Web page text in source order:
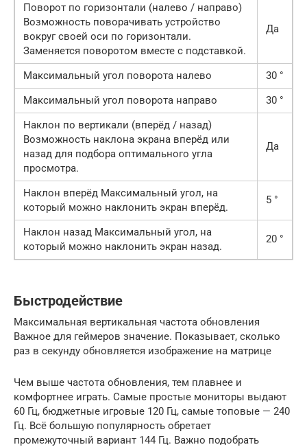
Поворот по горизонтали (налево / направо)
Возможность поворачивать устройство
вокруг своей оси по горизонтали.
Заменяется поворотом вместе с подставкой.
Да
Максимальный угол поворота налево
30 °
Максимальный угол поворота направо
30 °
Наклон по вертикали (вперёд / назад)
Возможность наклона экрана вперёд или
назад для подбора оптимального угла
просмотра.
Да
Наклон вперёд Максимальный угол, на
который можно наклонить экран вперёд.
5 °
Наклон назад Максимальный угол, на
который можно наклонить экран назад.
20 °
Быстродействие
Максимальная вертикальная частота обновления
Важное для геймеров значение. Показывает, сколько
раз в секунду обновляется изображение на матрице
Чем выше частота обновления, тем плавнее и
комфортнее играть. Самые простые мониторы выдают
60 Гц, бюджетные игровые 120 Гц, самые топовые — 240
Гц. Всё большую популярность обретает
промежуточный вариант 144 Гц. Важно подобрать